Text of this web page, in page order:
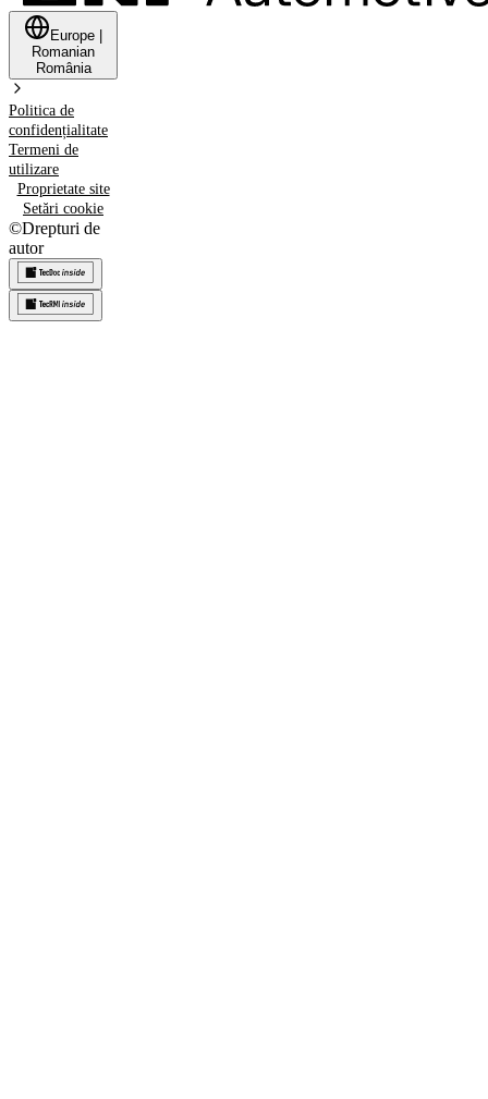
Europe
Romanian
România
Politica de
confidențialitate
Termeni de
utilizare
Proprietate site
Setări cookie
©Drepturi de
autor